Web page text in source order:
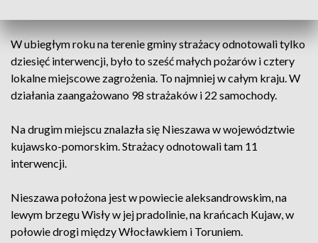
W ubiegłym roku na terenie gminy strażacy odnotowali tylko
dziesięć interwencji, było to sześć małych pożarów i cztery
lokalne miejscowe zagrożenia. To najmniej w całym kraju. W
działania zaangażowano 98 strażaków i 22 samochody.
Na drugim miejscu znalazła się Nieszawa w województwie
kujawsko-pomorskim. Strażacy odnotowali tam 11
interwencji.
Nieszawa położona jest w powiecie aleksandrowskim, na
lewym brzegu Wisły w jej pradolinie, na krańcach Kujaw, w
połowie drogi między Włocławkiem i Toruniem.